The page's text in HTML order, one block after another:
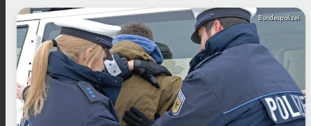
Bundespolizei